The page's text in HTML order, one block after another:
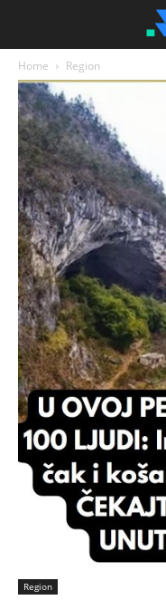
Home Region
Region